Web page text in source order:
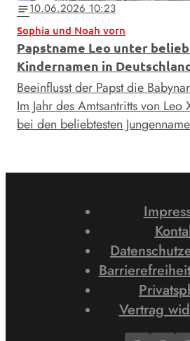
notes10.06.2026 10:23
Sophia und Noah vorn
Papstname Leo unter
Kindernamen in
Beeinflusst der Papst die
Im Jahr des Amtsantritts von Leo
bei den beliebtesten
Vertrag